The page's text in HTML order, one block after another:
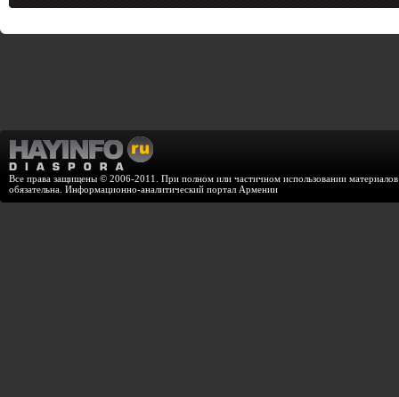
Все права защищены © 2006-2011. При полном или частичном использовании
обязательна. Информационно-аналитический портал Армении